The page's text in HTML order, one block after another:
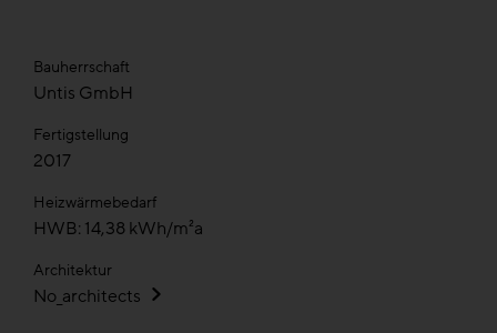
Bauherrschaft
Untis GmbH
Fertigstellung
2017
Heizwärmebedarf
HWB: 14,38 kWh/m²a
Architektur
No_architects